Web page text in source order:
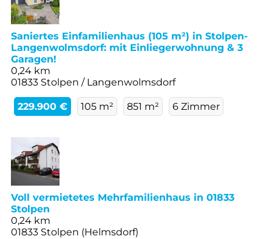
Saniertes Einfamilienhaus (105 m²) in Stolpen-
Langenwolmsdorf: mit Einliegerwohnung & 3
Garagen!
0,24 km
01833 Stolpen / Langenwolmsdorf
229.900 € 105 m² 851 m² 6 Zimmer
Voll vermietetes Mehrfamilienhaus in 01833
Stolpen
0,24 km
01833 Stolpen (Helmsdorf)